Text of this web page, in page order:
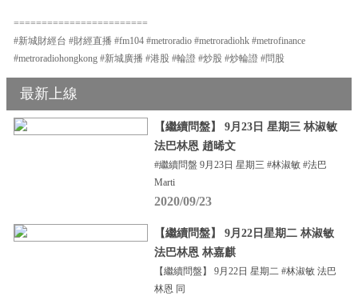
========================
#新城財經台 #財經直播 #fm104 #metroradio #metroradiohk #metrofinance
#metroradiohongkong #新城廣播 #港股 #輪證 #炒股 #炒輪證 #問股
最新上線
【繼續問盤】 9月23日 星期三 林淑敏
法巴林恩 趙晞文
#繼續問盤 9月23日 星期三 #林淑敏 #法巴
Marti
2020/09/23
【繼續問盤】 9月22日星期二 林淑敏
法巴林恩 林嘉麒
【繼續問盤】 9月22日 星期二 #林淑敏 法巴
林恩 同